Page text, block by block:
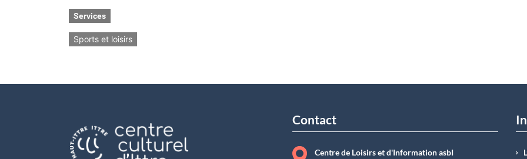
Services
Sports et loisirs
Contact
Centre de Loisirs et d'Information asbI